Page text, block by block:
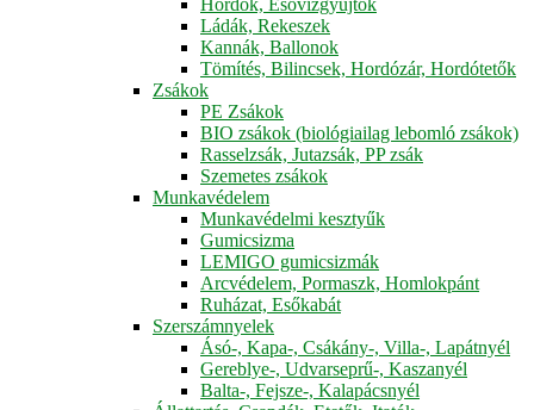
Ládák, Rekeszek
Kannák, Ballonok
Tömítés, Bilincsek, Hordózár, Hordótetők
Zsákok
PE Zsákok
BIO zsákok (biológiailag lebomló zsákok)
Rasselzsák, Jutazsák, PP zsák
Szemetes zsákok
Munkavédelem
Munkavédelmi kesztyűk
Gumicsizma
LEMIGO gumicsizmák
Arcvédelem, Pormaszk, Homlokpánt
Ruházat, Esőkabát
Szerszámnyelek
Ásó-, Kapa-, Csákány-, Villa-, Lapátnyél
Gereblye-, Udvarseprű-, Kaszanyél
Balta-, Fejsze-, Kalapácsnyél